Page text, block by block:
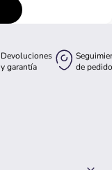
Devoluciones
y garantía
de pedido